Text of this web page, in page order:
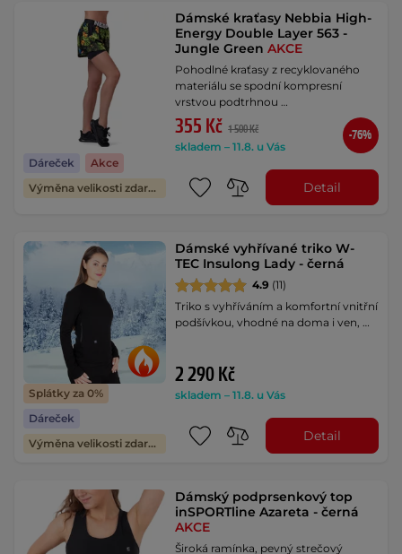
Dáreček
Akce
Výměna velikosti zdarma
Dámské kraťasy Nebbia High-
Energy Double Layer 563 -
Jungle GreenAKCE
Pohodlné kraťasy z recyklovaného
materiálu se spodní kompresní
vrstvou podtrhnou …
355 Kč 1 500 Kč
skladem – 11.8. u Vás
-76%
Detail
Splátky za 0%
Dáreček
Výměna velikosti zdarma
Dámské vyhřívané triko W-
TEC Insulong Lady - černá
4.9 (11)
Triko s vyhříváním a komfortní vnitřní
podšívkou, vhodné na doma i ven, …
2 290 Kč
skladem – 11.8. u Vás
Detail
Dámský podprsenkový top
inSPORTline Azareta - černá
AKCE
Široká ramínka, pevný strečový